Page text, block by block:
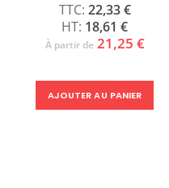
22,33 €
18,61 €
À partir de 21,25 €
AJOUTER AU PANIER